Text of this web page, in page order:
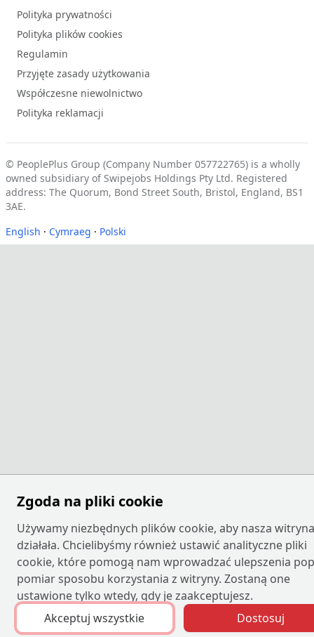
Polityka prywatności
Polityka plików cookies
Regulamin
Przyjęte zasady użytkowania
Współczesne niewolnictwo
Polityka reklamacji
© PeoplePlus Group (Company Number 057722765) is a wholly
owned subsidiary of Swipejobs Holdings Pty Ltd. Registered
address: The Quorum, Bond Street South, Bristol, England, BS1
3AE.
English · Cymraeg · Polski
Zgoda na pliki cookie
Używamy niezbędnych plików cookie, aby nasza witryna
działała. Chcielibyśmy również ustawić analityczne pliki
cookie, które pomogą nam wprowadzać ulepszenia
pomiar sposobu korzystania z witryny. Zostaną one
ustawione tylko wtedy, gdy je zaakceptujesz.
Akceptuj wszystkie
Dostosuj